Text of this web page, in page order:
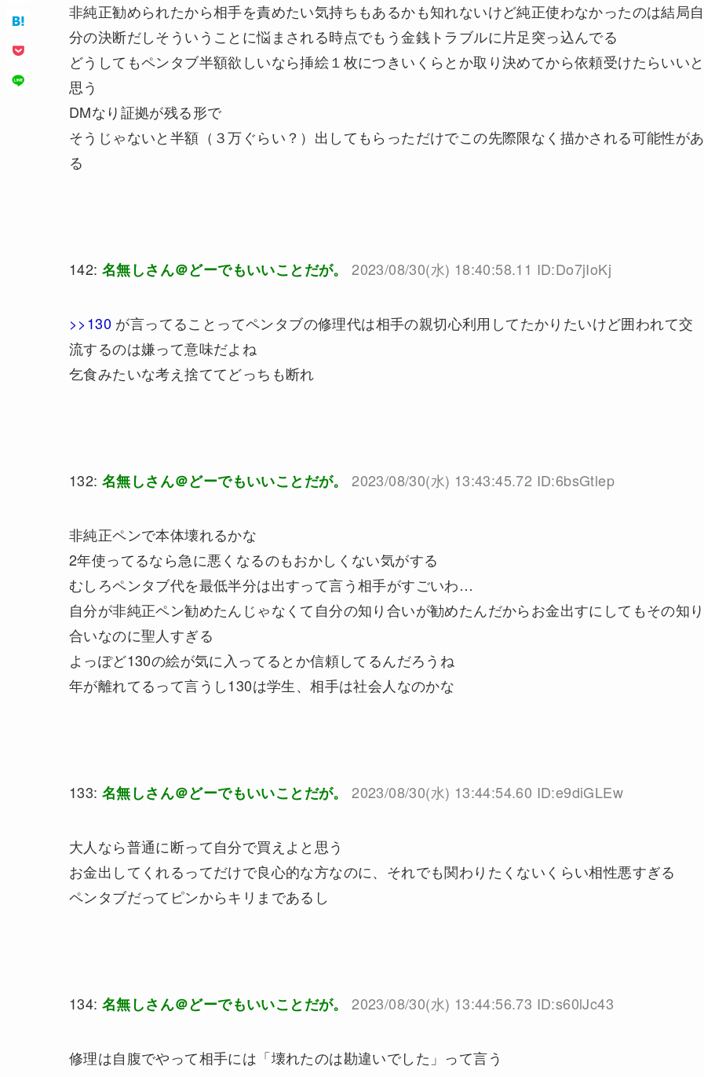
非純正勧められたから相手を責めたい気持ちもあるかも知れないけど純正使わなかったのは結局自
分の決断だしそういうことに悩まされる時点でもう金銭トラブルに片足突っ込んでる
どうしてもペンタブ半額欲しいなら挿絵１枚につきいくらとか取り決めてから依頼受けたらいいと
思う
DMなり証拠が残る形で
そうじゃないと半額（３万ぐらい？）出してもらっただけでこの先際限なく描かされる可能性があ
る
142: 名無しさん＠どーでもいいことだが。 2023/08/30(水) 18:40:58.11 ID:Do7jIoKj
>>130 が言ってることってペンタブの修理代は相手の親切心利用してたかりたいけど囲われて交
流するのは嫌って意味だよね
乞食みたいな考え捨ててどっちも断れ
132: 名無しさん＠どーでもいいことだが。 2023/08/30(水) 13:43:45.72 ID:6bsGtlep
非純正ペンで本体壊れるかな
2年使ってるなら急に悪くなるのもおかしくない気がする
むしろペンタブ代を最低半分は出すって言う相手がすごいわ…
自分が非純正ペン勧めたんじゃなくて自分の知り合いが勧めたんだからお金出すにしてもその知り
合いなのに聖人すぎる
よっぽど130の絵が気に入ってるとか信頼してるんだろうね
年が離れてるって言うし130は学生、相手は社会人なのかな
133: 名無しさん＠どーでもいいことだが。 2023/08/30(水) 13:44:54.60 ID:e9diGLEw
大人なら普通に断って自分で買えよと思う
お金出してくれるってだけで良心的な方なのに、それでも関わりたくないくらい相性悪すぎる
ペンタブだってピンからキリまであるし
134: 名無しさん＠どーでもいいことだが。 2023/08/30(水) 13:44:56.73 ID:s60lJc43
修理は自腹でやって相手には「壊れたのは勘違いでした」って言う